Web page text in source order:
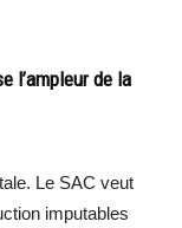
l’ampleur de la
Le SAC veut
imputables